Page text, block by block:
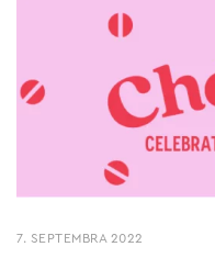
7. SEPTEMBRA 2022